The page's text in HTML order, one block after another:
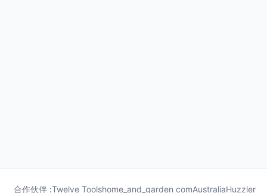
合作伙伴 :Twelve Toolshome_and_garden comAustraliaHuzzler